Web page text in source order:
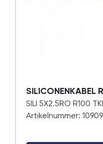
SILICONENKABEL
SILI 5X2.5RO R100
Artikelnummer: 10909